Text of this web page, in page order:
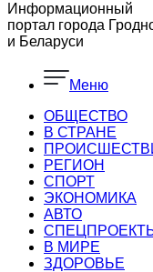
Информационный
портал города
и Беларуси
Меню
ОБЩЕСТВО
В СТРАНЕ
РЕГИОН
CПОРТ
ЭКОНОМИКА
АВТО
В МИРЕ
ЗДОРОВЬЕ